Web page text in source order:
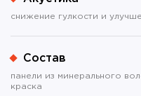
снижение гулкости и
Состав
панели из минерального
краска